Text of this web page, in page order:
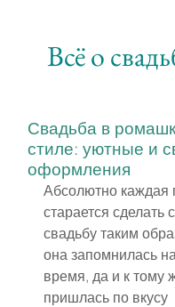
Всё о
Свадьба в
стиле: уютные и
оформления
Абсолютно каждая
старается сделать
свадьбу таким
она запомнилась
время, да и к тому
пришлась по вкусу